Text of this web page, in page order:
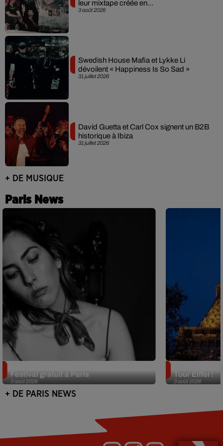
3 août 2026
leur mixtape créée en...
31 juillet 2026
Swedish House Mafia et Lykke Li
dévoilent « Happiness Is So Sad »
31 juillet 2026
David Guetta et Carl Cox signent un B2B
historique à Ibiza
+ DE MUSIQUE
Paris News
3 août 2026
Festival gratuit à Paris
3 août 2026
Tour Eiffel !
+ DE PARIS NEWS